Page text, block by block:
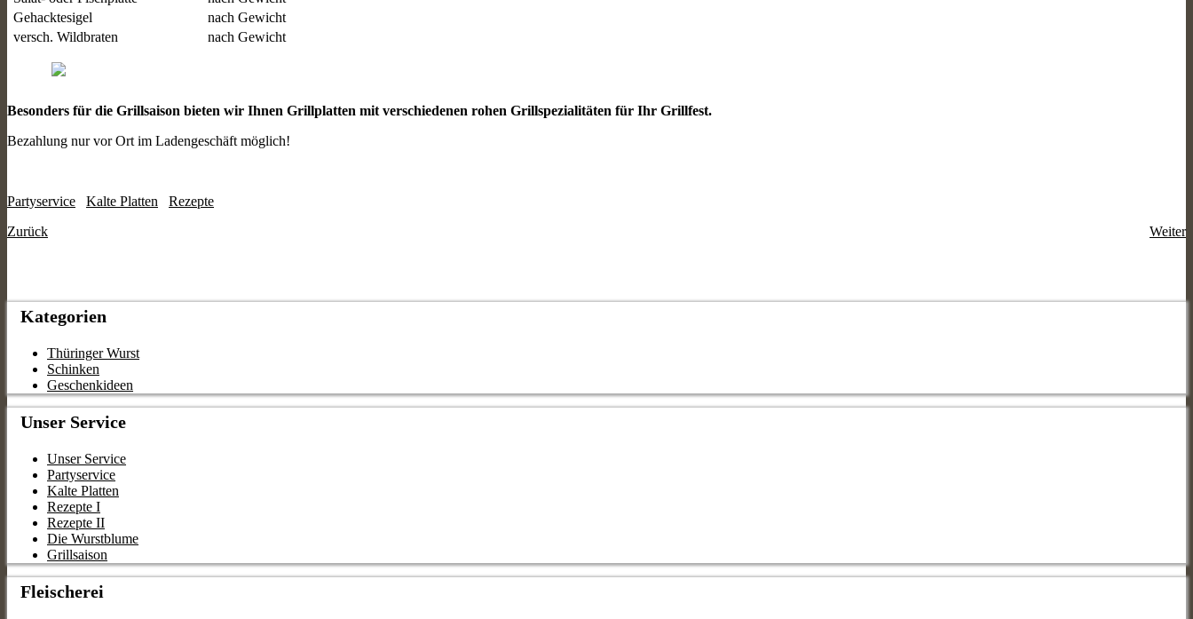
Gehacktesigel
nach Gewicht
versch. Wildbraten
nach Gewicht
Besonders für die Grillsaison bieten wir Ihnen Grillplatten mit verschiedenen rohen Grillspezialitäten für Ihr Grillfest.
Bezahlung nur vor Ort im Ladengeschäft möglich!
Partyservice Kalte Platten
Rezepte
Weiter
Zurück
Kategorien
Thüringer Wurst
Schinken
Geschenkideen
Unser Service
Unser Service
Partyservice
Kalte Platten
Rezepte I
Rezepte II
Die Wurstblume
Grillsaison
Fleischerei